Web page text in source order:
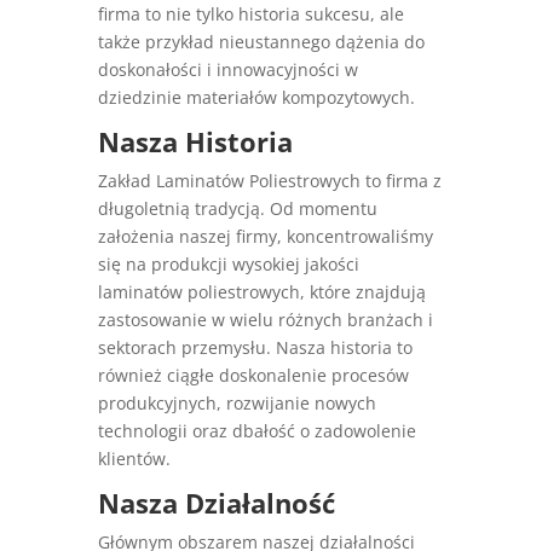
firma to nie tylko historia sukcesu, ale
także przykład nieustannego dążenia do
doskonałości i innowacyjności w
dziedzinie materiałów kompozytowych.
Nasza Historia
Zakład Laminatów Poliestrowych to firma z
długoletnią tradycją. Od momentu
założenia naszej firmy, koncentrowaliśmy
się na produkcji wysokiej jakości
laminatów poliestrowych, które znajdują
zastosowanie w wielu różnych branżach i
sektorach przemysłu. Nasza historia to
również ciągłe doskonalenie procesów
produkcyjnych, rozwijanie nowych
technologii oraz dbałość o zadowolenie
klientów.
Nasza Działalność
Głównym obszarem naszej działalności